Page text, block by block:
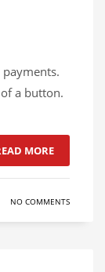
a button.
MORE
NO COMMENTS